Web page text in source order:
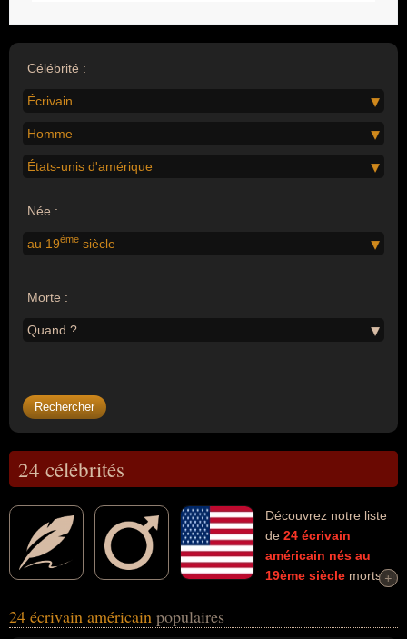
Célébrité :
Écrivain
Homme
États-unis d'amérique
Née :
au 19ème siècle
Morte :
Quand ?
24 célébrités
Découvrez notre liste
de 24 écrivain
américain nés au
19ème siècle morts et
James Oliver Curwood, Francis Scott Fitzgerald, William Faulkner,
+
+
24 écrivain américain populaires